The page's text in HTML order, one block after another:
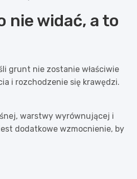
nie widać, a to
grunt nie zostanie właściwie
i rozchodzenie się krawędzi.
warstwy wyrównującej i
dodatkowe wzmocnienie, by